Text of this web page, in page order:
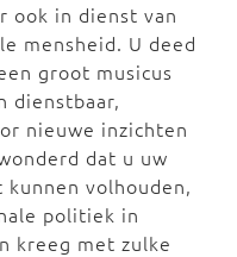
ook in dienst van
mensheid. U deed
groot musicus
dienstbaar,
nieuwe inzichten
dat u uw
volhouden,
politiek in
kreeg met zulke